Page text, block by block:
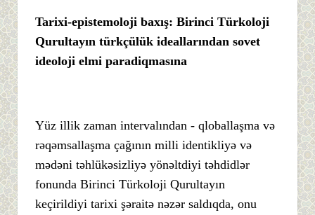
Tarixi-epistemoloji baxış: Birinci Türkoloji
Qurultayın türkçülük ideallarından sovet
ideoloji elmi paradiqmasına
Yüz illik zaman intervalından - qloballaşma və
rəqəmsallaşma çağının milli identikliyə və
mədəni təhlükəsizliyə yönəltdiyi təhdidlər
fonunda Birinci Türkoloji Qurultayın
keçirildiyi tarixi şəraitə nəzər saldıqda, onu